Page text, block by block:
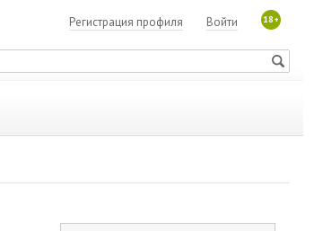
18+
Войти
Регистрация профиля